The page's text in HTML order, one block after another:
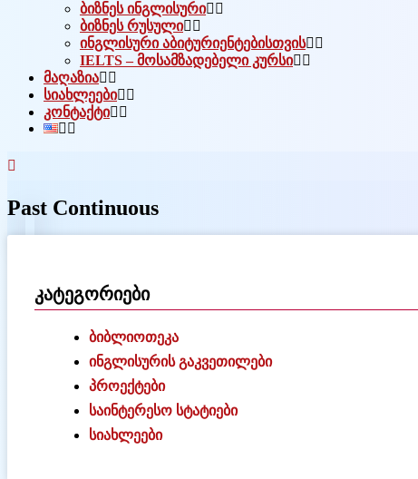
ბიზნეს ინგლისური
ბიზნეს რუსული
ინგლისური აბიტურიენტებისთვის
IELTS – მოსამზადებელი კურსი
მაღაზია
სიახლეები
კონტაქტი
Past Continuous
კატეგორიები
ბიბლიოთეკა
ინგლისურის გაკვეთილები
პროექტები
საინტერესო სტატიები
სიახლეები